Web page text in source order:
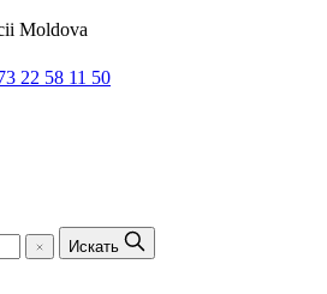
Moldova
22 58 11 50
Искать